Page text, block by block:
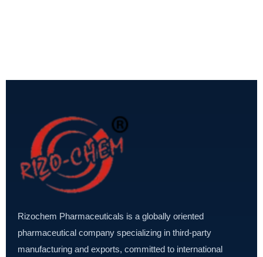
Rizochem Pharmaceuticals is a globally oriented
pharmaceutical company specializing in third-party
manufacturing and exports, committed to international